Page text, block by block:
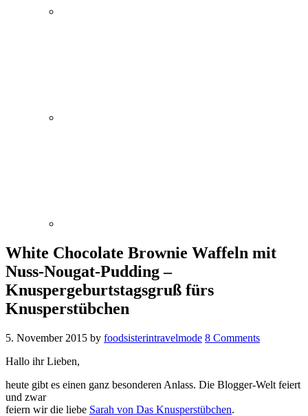
White Chocolate Brownie Waffeln mit
Nuss-Nougat-Pudding –
Knuspergeburtstagsgruß fürs
Knusperstübchen
5. November 2015 by foodsisterintravelmode 8 Comments
Hallo ihr Lieben,
heute gibt es einen ganz besonderen Anlass. Die Blogger-Welt feiert
und zwar
feiern wir die liebe Sarah von Das Knusperstübchen.